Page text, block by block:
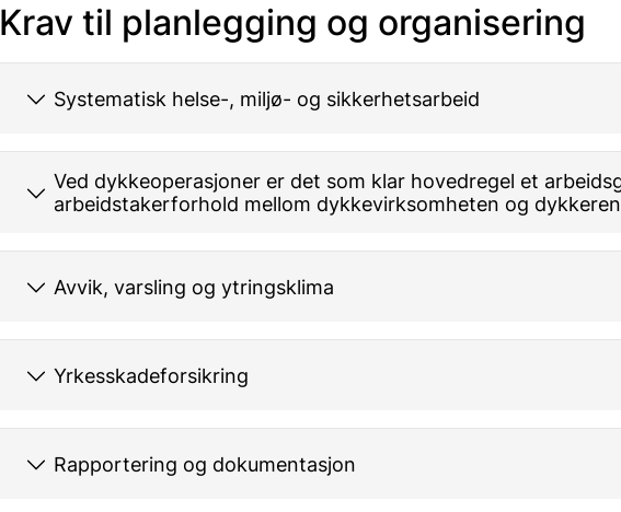
Krav til planlegging og organisering
Systematisk helse-, miljø- og sikkerhetsarbeid
Ved dykkeoperasjoner er det som klar hovedregel et
arbeidstakerforhold mellom dykkevirksomheten og dykkeren
Avvik, varsling og ytringsklima
Yrkesskadeforsikring
Rapportering og dokumentasjon